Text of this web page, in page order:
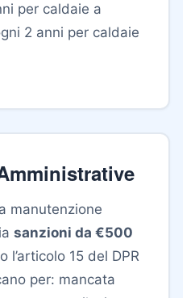
per caldaie a
2 anni per caldaie
manutenzione
sanzioni da €500
l’articolo 15 del DPR
per: mancata